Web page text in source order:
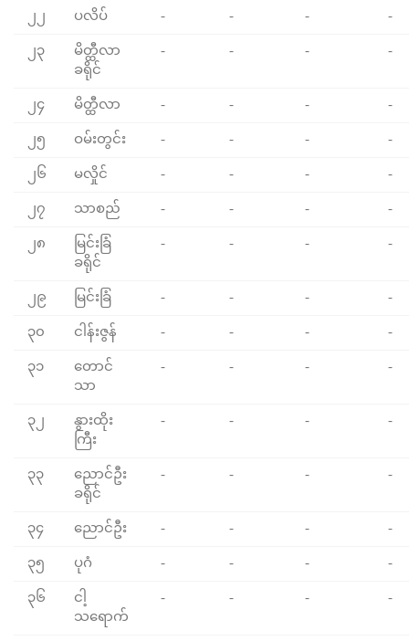
၂၂
ပလိပ် - - -
-
၂၃
မိတ္ထီလာ
ခရိုင်
- - -
-
၂၄
မိတ္ထီလာ - - -
-
၂၅
ဝမ်းတွင်း - - -
-
၂၆
မလှိုင် - - -
-
၂၇
သာစည် - - -
-
၂၈
မြင်းခြံ
ခရိုင်
- - -
-
၂၉
မြင်းခြံ - - -
-
၃၀
ငါန်းဇွန် - - -
-
၃၁
တောင်
သာ
- - -
-
၃၂
နွားထိုး
ကြီး
- - -
-
၃၃
ညောင်ဦး
ခရိုင်
- - -
-
၃၄
ညောင်ဦး - - -
-
၃၅
ပုဂံ - - -
-
၃၆
ငါ့
သရောက်
- - -
-